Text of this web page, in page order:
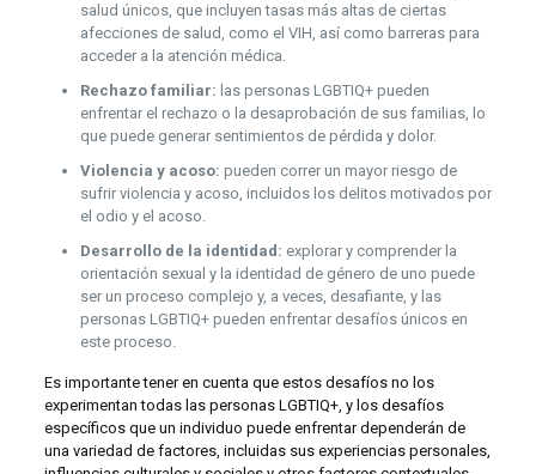
salud únicos, que incluyen tasas más altas de ciertas
afecciones de salud, como el VIH, así como barreras para
acceder a la atención médica.
Rechazo familiar: las personas LGBTIQ+ pueden
enfrentar el rechazo o la desaprobación de sus familias, lo
que puede generar sentimientos de pérdida y dolor.
Violencia y acoso: pueden correr un mayor riesgo de
sufrir violencia y acoso, incluidos los delitos motivados por
el odio y el acoso.
Desarrollo de la identidad: explorar y comprender la
orientación sexual y la identidad de género de uno puede
ser un proceso complejo y, a veces, desafiante, y las
personas LGBTIQ+ pueden enfrentar desafíos únicos en
este proceso.
Es importante tener en cuenta que estos desafíos no los
experimentan todas las personas LGBTIQ+, y los desafíos
específicos que un individuo puede enfrentar dependerán de
una variedad de factores, incluidas sus experiencias personales,